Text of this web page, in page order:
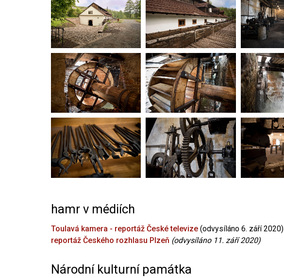
hamr v médiích
Toulavá kamera - reportáž České televize (odvysíláno 6. září 2020)
reportáž Českého rozhlasu Plzeň (odvysíláno 11. září 2020)
Národní kulturní památka